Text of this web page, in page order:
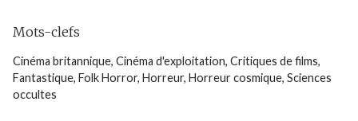
Mots-clefs
Cinéma britannique, Cinéma d'exploitation, Critiques de films,
Fantastique, Folk Horror, Horreur, Horreur cosmique, Sciences
occultes